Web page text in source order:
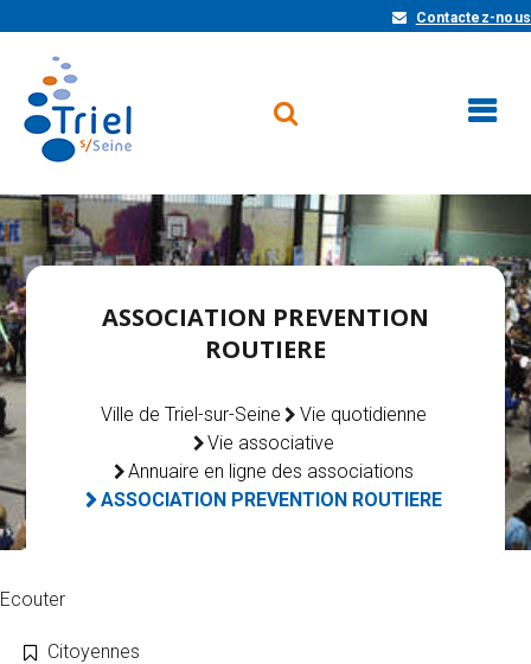
Contactez-nous
ASSOCIATION PREVENTION
ROUTIERE
Ville de Triel-sur-Seine
Vie quotidienne
Vie associative
Annuaire en ligne des associations
ASSOCIATION PREVENTION ROUTIERE
Ecouter
Citoyennes